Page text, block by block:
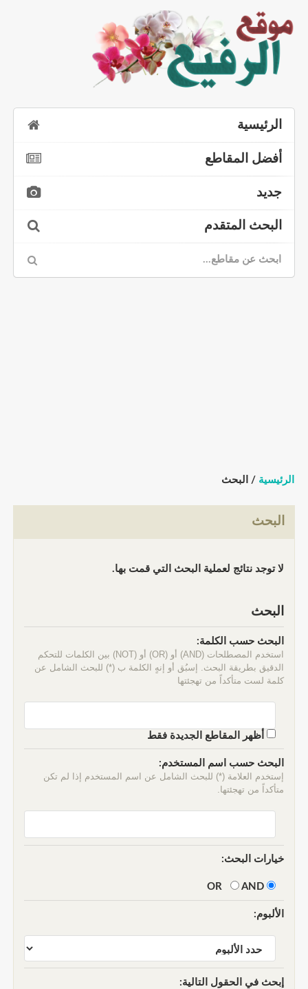
الرئيسية
أفضل المقاطع
جديد
البحث المتقدم
الرئيسية / البحث
البحث
لا توجد نتائج لعملية البحث التي قمت بها.
البحث
البحث حسب الكلمة:
استخدم المصطلحات (AND) أو (OR) أو (NOT) بين الكلمات للتحكم
الدقيق بطريقة البحث. إسبُق أو إنهٍ الكلمة ب (*) للبحث الشامل عن
كلمة لست متأكداً من تهجئتها
أظهر المقاطع الجديدة فقط
البحث حسب اسم المستخدم:
إستخدم العلامة (*) للبحث الشامل عن اسم المستخدم إذا لم تكن
متأكداً من تهجئتها.
خيارات البحث:
AND
الألبوم:
إبحث في الحقول التالية: